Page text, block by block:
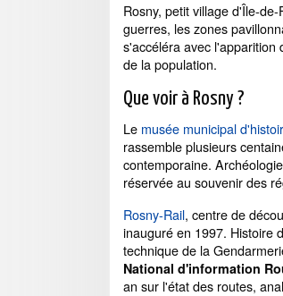
Rosny, petit village d'Île-
guerres, les zones
s'accéléra avec l'apparition
de la population.
Que voir à Rosny ?
Le musée municipal
rassemble plusieurs
contemporaine.
réservée au souvenir des
Rosny-Rail, centre de
inauguré en 1997. Histoire
technique de la
National d'information
an sur l'état des routes,